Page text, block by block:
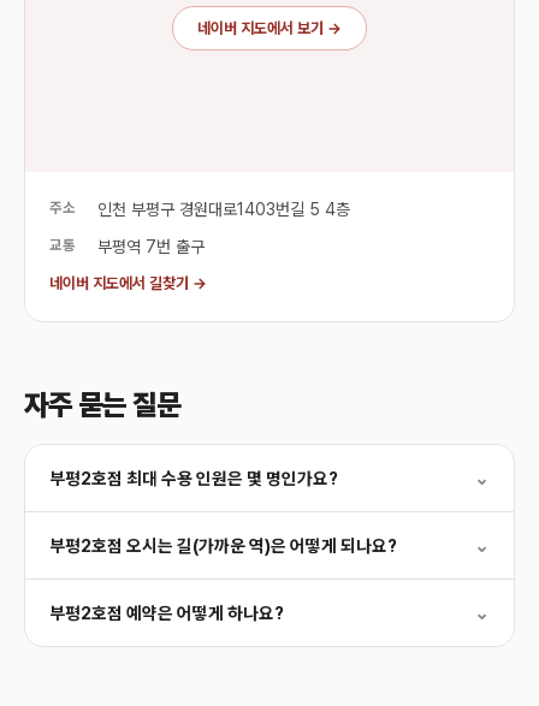
네이버 지도에서 보기 →
주소 인천 부평구 경원대로1403번길 5 4층
교통 부평역 7번 출구
네이버 지도에서 길찾기 →
자주 묻는 질문
부평2호점 최대 수용 인원은 몇 명인가요? ⌄
부평2호점 오시는 길(가까운 역)은 어떻게 되나요? ⌄
부평2호점 예약은 어떻게 하나요? ⌄